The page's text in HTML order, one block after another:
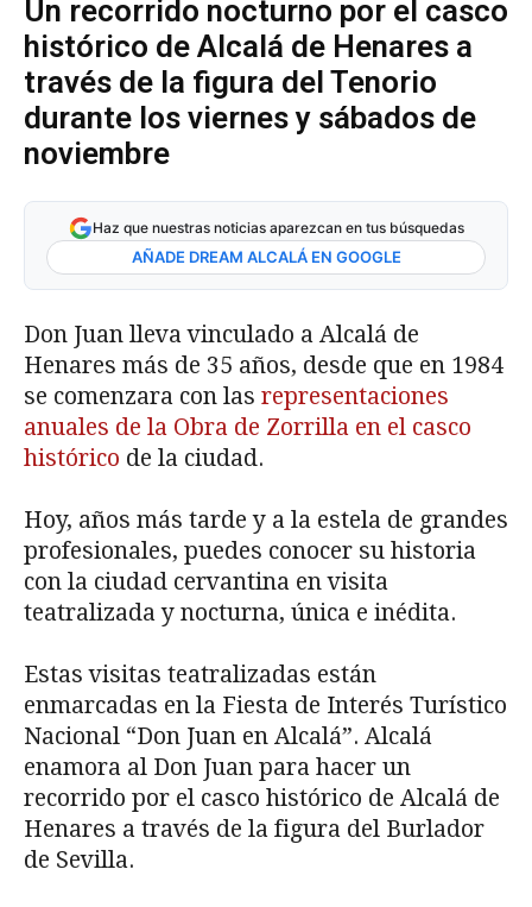
Un recorrido nocturno por el casco
histórico de Alcalá de Henares a
través de la figura del Tenorio
durante los viernes y sábados de
noviembre
Haz que nuestras noticias aparezcan en tus búsquedas
AÑADE DREAM ALCALÁ EN GOOGLE
Don Juan lleva vinculado a Alcalá de
Henares más de 35 años, desde que en 1984
se comenzara con las representaciones
anuales de la Obra de Zorrilla en el casco
histórico de la ciudad.
Hoy, años más tarde y a la estela de grandes
profesionales, puedes conocer su historia
con la ciudad cervantina en visita
teatralizada y nocturna, única e inédita.
Estas visitas teatralizadas están
enmarcadas en la Fiesta de Interés Turístico
Nacional “Don Juan en Alcalá”. Alcalá
enamora al Don Juan para hacer un
recorrido por el casco histórico de Alcalá de
Henares a través de la figura del Burlador
de Sevilla.